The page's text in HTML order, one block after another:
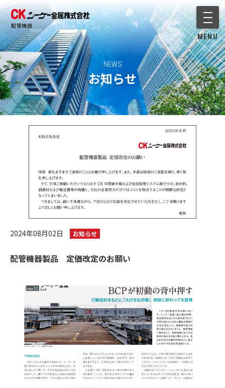
配管機器 メニ
MENU
NEWS
お知らせ
2024年08月02日 お知らせ
配管機器製品 定価改定のお願い